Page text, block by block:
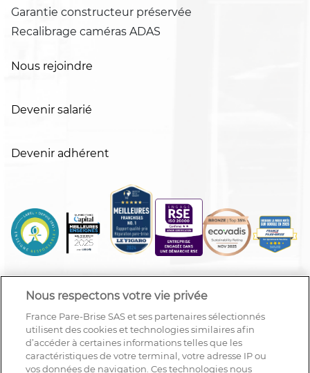
Garantie constructeur préservée
Recalibrage caméras ADAS
Nous rejoindre
Devenir salarié
Devenir adhérent
Nous respectons votre vie privée
France Pare-Brise SAS et ses partenaires sélectionnés
utilisent des cookies et technologies similaires afin
d’accéder à certaines informations telles que les
caractéristiques de votre terminal, votre adresse IP ou
vos données de navigation. Ces technologies nous